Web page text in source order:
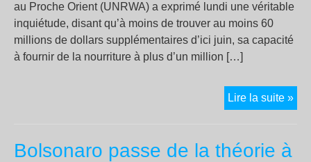
au Proche Orient (UNRWA) a exprimé lundi une véritable
inquiétude, disant qu’à moins de trouver au moins 60
millions de dollars supplémentaires d’ici juin, sa capacité
à fournir de la nourriture à plus d’un million […]
Lire la suite »
Bolsonaro passe de la théorie à